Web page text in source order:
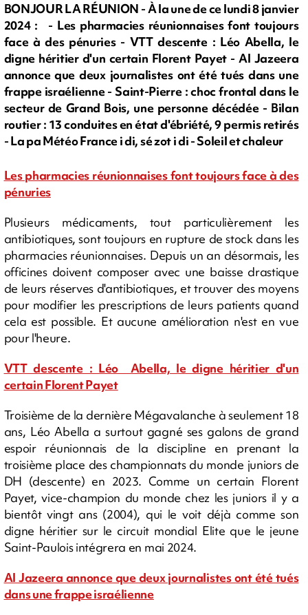
BONJOUR LA RÉUNION - À la une de ce lundi 8 janvier
2024 : - Les pharmacies réunionnaises font toujours
face à des pénuries - VTT descente : Léo Abella, le
digne héritier d'un certain Florent Payet - Al Jazeera
annonce que deux journalistes ont été tués dans une
frappe israélienne - Saint-Pierre : choc frontal dans le
secteur de Grand Bois, une personne décédée - Bilan
routier : 13 conduites en état d'ébriété, 9 permis retirés
- La pa Météo France i di, sé zot i di - Soleil et chaleur
Les pharmacies réunionnaises font toujours face à des
pénuries
Plusieurs médicaments, tout particulièrement les
antibiotiques, sont toujours en rupture de stock dans les
pharmacies réunionnaises. Depuis un an désormais, les
officines doivent composer avec une baisse drastique
de leurs réserves d'antibiotiques, et trouver des moyens
pour modifier les prescriptions de leurs patients quand
cela est possible. Et aucune amélioration n'est en vue
pour l'heure.
VTT descente : Léo Abella, le digne héritier d'un
certain Florent Payet
Troisième de la dernière Mégavalanche à seulement 18
ans, Léo Abella a surtout gagné ses galons de grand
espoir réunionnais de la discipline en prenant la
troisième place des championnats du monde juniors de
DH (descente) en 2023. Comme un certain Florent
Payet, vice-champion du monde chez les juniors il y a
bientôt vingt ans (2004), qui le voit déjà comme son
digne héritier sur le circuit mondial Elite que le jeune
Saint-Paulois intégrera en mai 2024.
Al Jazeera annonce que deux journalistes ont été tués
dans une frappe israélienne